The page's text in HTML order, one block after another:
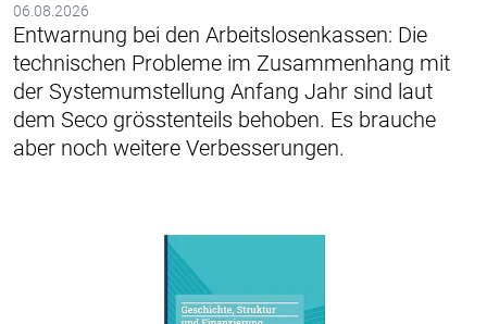
06.08.2026
Entwarnung bei den Arbeitslosenkassen: Die
technischen Probleme im Zusammenhang mit
der Systemumstellung Anfang Jahr sind laut
dem Seco grösstenteils behoben. Es brauche
aber noch weitere Verbesserungen.